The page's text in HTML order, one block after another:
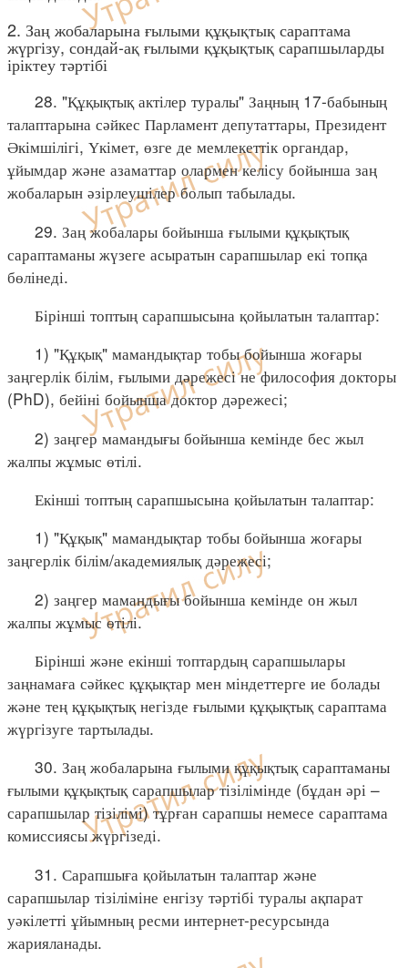
2. Заң жобаларына ғылыми құқықтық сараптама
жүргізу, сондай-ақ ғылыми құқықтық сарапшыларды
іріктеу тәртібі
28. "Құқықтық актілер туралы" Заңның 17-бабының
талаптарына сәйкес Парламент депутаттары, Президент
Әкімшілігі, Үкімет, өзге де мемлекеттік органдар,
ұйымдар және азаматтар олармен келісу бойынша заң
жобаларын әзірлеушілер болып табылады.
29. Заң жобалары бойынша ғылыми құқықтық
сараптаманы жүзеге асыратын сарапшылар екі топқа
бөлінеді.
Бірінші топтың сарапшысына қойылатын талаптар:
1) "Құқық" мамандықтар тобы бойынша жоғары
заңгерлік білім, ғылыми дәрежесі не философия докторы
(PhD), бейіні бойынша доктор дәрежесі;
2) заңгер мамандығы бойынша кемінде бес жыл
жалпы жұмыс өтілі.
Екінші топтың сарапшысына қойылатын талаптар:
1) "Құқық" мамандықтар тобы бойынша жоғары
заңгерлік білім/академиялық дәрежесі;
2) заңгер мамандығы бойынша кемінде он жыл
жалпы жұмыс өтілі.
Бірінші және екінші топтардың сарапшылары
заңнамаға сәйкес құқықтар мен міндеттерге ие болады
және тең құқықтық негізде ғылыми құқықтық сараптама
жүргізуге тартылады.
30. Заң жобаларына ғылыми құқықтық сараптаманы
ғылыми құқықтық сарапшылар тізілімінде (бұдан әрі –
сарапшылар тізілімі) тұрған сарапшы немесе сараптама
комиссиясы жүргізеді.
31. Сарапшыға қойылатын талаптар және
сарапшылар тізіліміне енгізу тәртібі туралы ақпарат
уәкілетті ұйымның ресми интернет-ресурсында
жарияланады.